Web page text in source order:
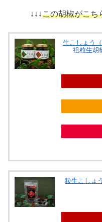
↓↓↓この胡椒がこち
生こしょう
祖粒生胡
粒生こしょ